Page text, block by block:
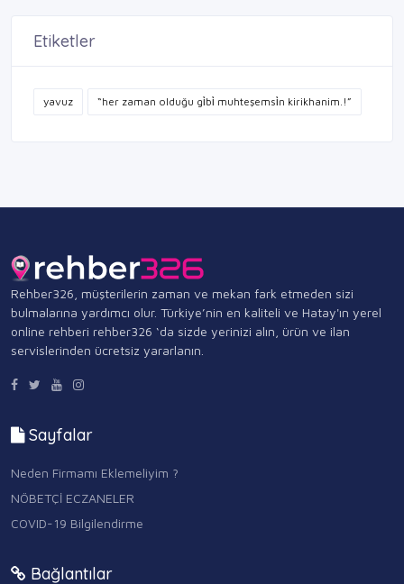
Etiketler
yavuz “her zaman olduğu gi̇bi̇ muhteşemsi̇n kirikhanim.!”
Rehber326, müşterilerin zaman ve mekan fark etmeden sizi
bulmalarına yardımcı olur. Türkiye’nin en kaliteli ve Hatay'ın yerel
online rehberi rehber326 ‘da sizde yerinizi alın, ürün ve ilan
servislerinden ücretsiz yararlanın.
Sayfalar
Neden Firmamı Eklemeliyim ?
NÖBETÇİ ECZANELER
COVID-19 Bilgilendirme
Bağlantılar